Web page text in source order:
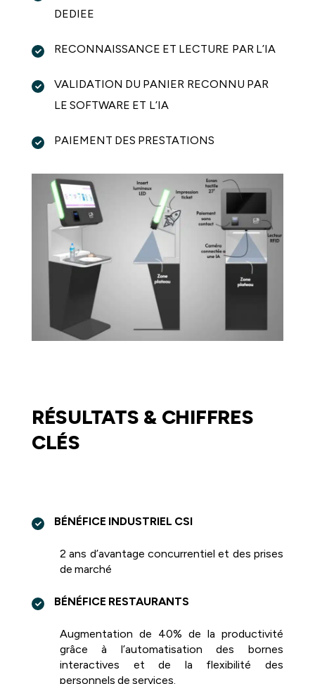
DEDIEE
RECONNAISSANCE ET LECTURE PAR L’IA
VALIDATION DU PANIER RECONNU PAR
LE SOFTWARE ET L’IA
PAIEMENT DES PRESTATIONS
RÉSULTATS & CHIFFRES
CLÉS
BÉNÉFICE INDUSTRIEL CSI
2 ans d’avantage concurrentiel et des prises
de marché
BÉNÉFICE RESTAURANTS
Augmentation de 40% de la productivité
grâce à l’automatisation des bornes
interactives et de la flexibilité des
personnels de services.